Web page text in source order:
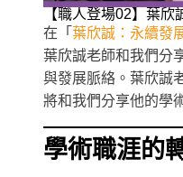
【職人登場02】葉
在「 葉欣誠：永續發
葉欣誠老師和我們分
與發展脈絡。葉欣誠
將和我們分享他的學
學術職涯的